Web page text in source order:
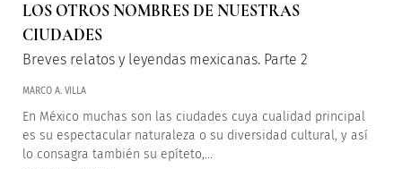
LOS OTROS NOMBRES DE NUESTRAS
CIUDADES
Breves relatos y leyendas mexicanas. Parte 2
MARCO A. VILLA
En México muchas son las ciudades cuya cualidad principal
es su espectacular naturaleza o su diversidad cultural, y así
lo consagra también su epíteto,...